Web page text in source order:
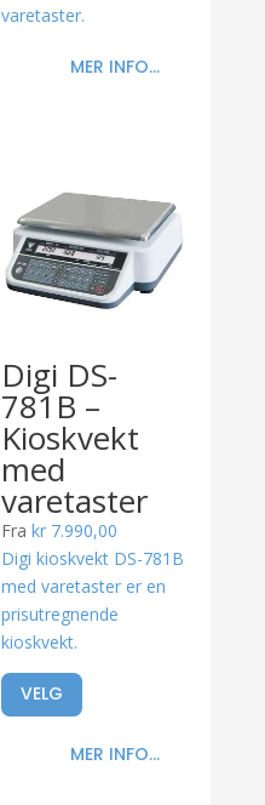
varetaster.
MER INFO...
Digi DS-
781B –
Kioskvekt
med
varetaster
Frakr 7.990,00
Digi kioskvekt DS-781B
med varetaster er en
prisutregnende
kioskvekt.
VELG
MER INFO...